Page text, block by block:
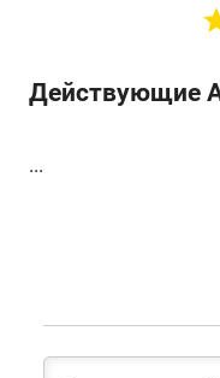
Действующие
...